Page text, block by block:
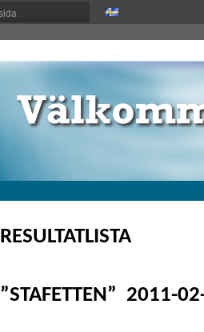
RESULTATLISTA
”STAFETTEN” 2011-